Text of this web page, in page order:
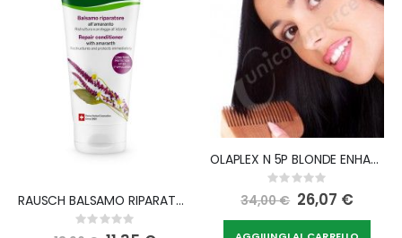
RAUSCH BALSAMO RIPARATORE ALL'AMARANTO 150 ML
Rating:
0%
OLAPLEX N 5P BLONDE ENHANCER TONING CONDITIONER 250 ML
Rating:
0%
34,00 € Special
Price
26,07 €